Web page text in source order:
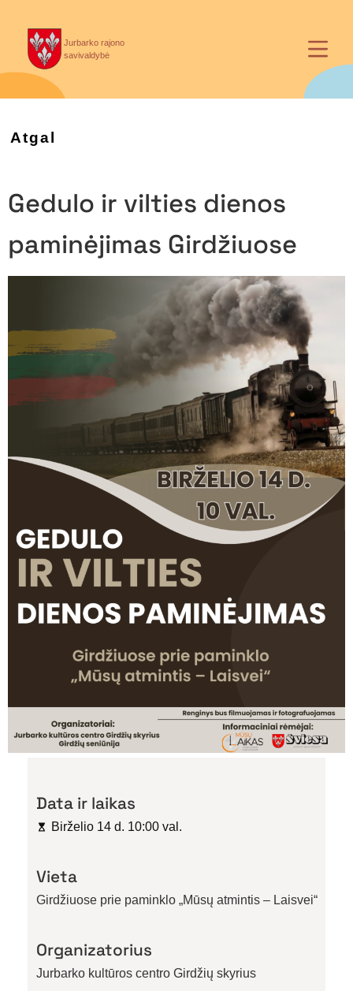
Jurbarko rajono
savivaldybė
Atgal
Gedulo ir vilties dienos
paminėjimas Girdžiuose
Data ir laikas
Birželio 14 d. 10:00 val.
Vieta
Girdžiuose prie paminklo „Mūsų atmintis – Laisvei“
Organizatorius
Jurbarko kultūros centro Girdžių skyrius